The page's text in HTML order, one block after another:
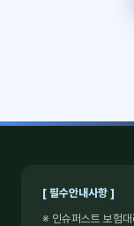
[ 필수안내사항 ]
※ 인슈퍼스트 보험